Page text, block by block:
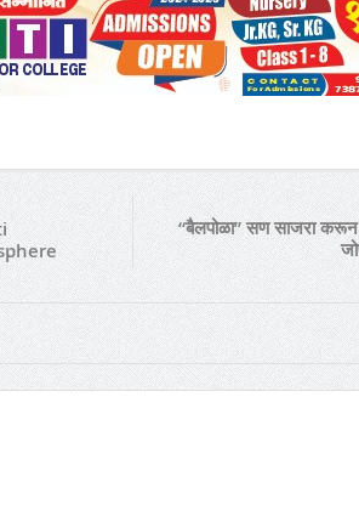
“बैलपोळा” सण साजरा